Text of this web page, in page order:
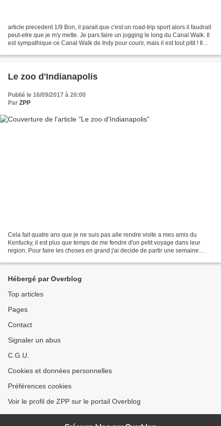
article precedent 1/9 Bon, il parait que c'est un road-trip sport alors il faudrait
peut-etre que je m'y mette. Je pars faire un jogging le long du Canal Walk. Il
est sympathique ce Canal Walk de Indy pour courir, mais il est tout pitit ! Il
Le zoo d'Indianapolis
Publié le 16/09/2017 à 20:00
Par ZPP
Cela fait quatre ans que je ne suis pas alle rendre visite a mes amis du
Kentucky, il est plus que temps de me fendre d'un petit voyage dans leur
region. Pour faire les choses en grand j'ai decide de partir une semaine
Hébergé par Overblog
Top articles
Pages
Contact
Signaler un abus
C.G.U.
Cookies et données personnelles
Préférences cookies
Voir le profil de ZPP sur le portail Overblog